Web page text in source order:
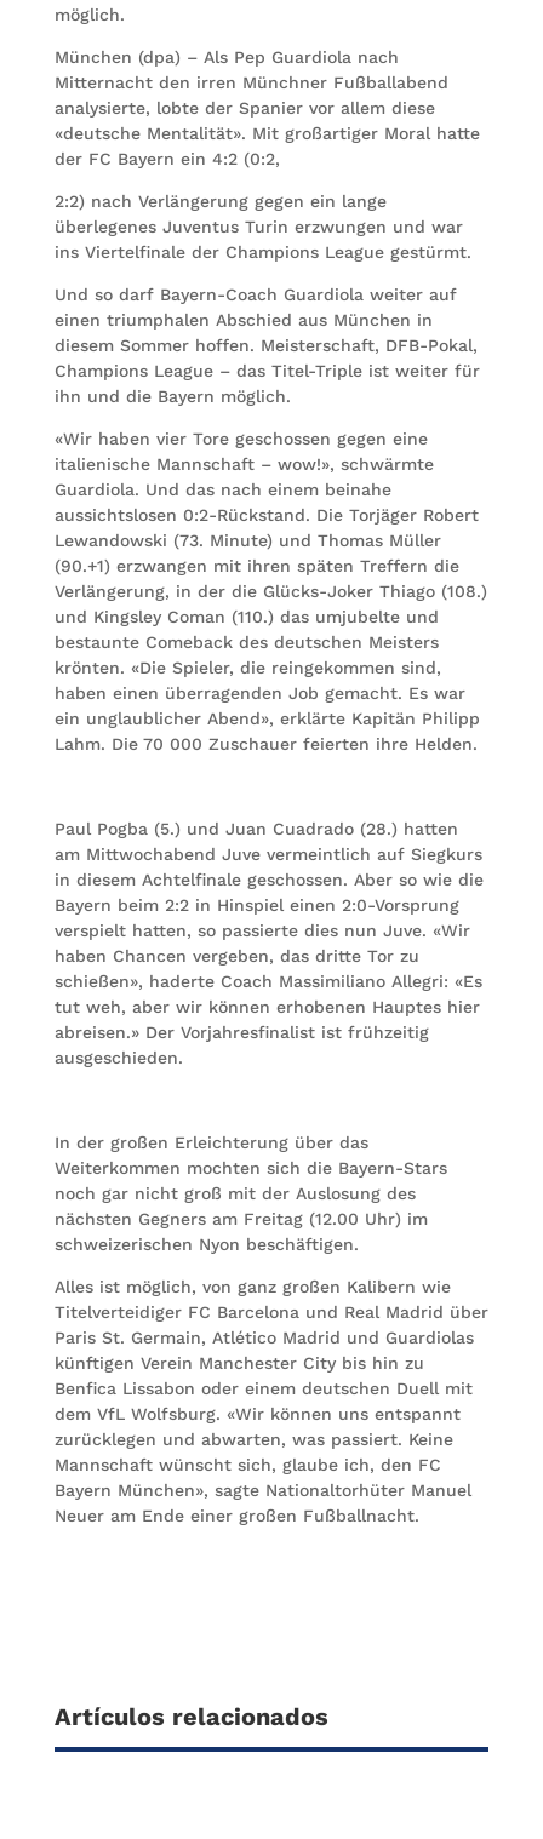
möglich.
München (dpa) – Als Pep Guardiola nach
Mitternacht den irren Münchner Fußballabend
analysierte, lobte der Spanier vor allem diese
«deutsche Mentalität». Mit großartiger Moral hatte
der FC Bayern ein 4:2 (0:2,
2:2) nach Verlängerung gegen ein lange
überlegenes Juventus Turin erzwungen und war
ins Viertelfinale der Champions League gestürmt.
Und so darf Bayern-Coach Guardiola weiter auf
einen triumphalen Abschied aus München in
diesem Sommer hoffen. Meisterschaft, DFB-Pokal,
Champions League – das Titel-Triple ist weiter für
ihn und die Bayern möglich.
«Wir haben vier Tore geschossen gegen eine
italienische Mannschaft – wow!», schwärmte
Guardiola. Und das nach einem beinahe
aussichtslosen 0:2-Rückstand. Die Torjäger Robert
Lewandowski (73. Minute) und Thomas Müller
(90.+1) erzwangen mit ihren späten Treffern die
Verlängerung, in der die Glücks-Joker Thiago (108.)
und Kingsley Coman (110.) das umjubelte und
bestaunte Comeback des deutschen Meisters
krönten. «Die Spieler, die reingekommen sind,
haben einen überragenden Job gemacht. Es war
ein unglaublicher Abend», erklärte Kapitän Philipp
Lahm. Die 70 000 Zuschauer feierten ihre Helden.
Paul Pogba (5.) und Juan Cuadrado (28.) hatten
am Mittwochabend Juve vermeintlich auf Siegkurs
in diesem Achtelfinale geschossen. Aber so wie die
Bayern beim 2:2 in Hinspiel einen 2:0-Vorsprung
verspielt hatten, so passierte dies nun Juve. «Wir
haben Chancen vergeben, das dritte Tor zu
schießen», haderte Coach Massimiliano Allegri: «Es
tut weh, aber wir können erhobenen Hauptes hier
abreisen.» Der Vorjahresfinalist ist frühzeitig
ausgeschieden.
In der großen Erleichterung über das
Weiterkommen mochten sich die Bayern-Stars
noch gar nicht groß mit der Auslosung des
nächsten Gegners am Freitag (12.00 Uhr) im
schweizerischen Nyon beschäftigen.
Alles ist möglich, von ganz großen Kalibern wie
Titelverteidiger FC Barcelona und Real Madrid über
Paris St. Germain, Atlético Madrid und Guardiolas
künftigen Verein Manchester City bis hin zu
Benfica Lissabon oder einem deutschen Duell mit
dem VfL Wolfsburg. «Wir können uns entspannt
zurücklegen und abwarten, was passiert. Keine
Mannschaft wünscht sich, glaube ich, den FC
Bayern München», sagte Nationaltorhüter Manuel
Neuer am Ende einer großen Fußballnacht.
Artículos relacionados